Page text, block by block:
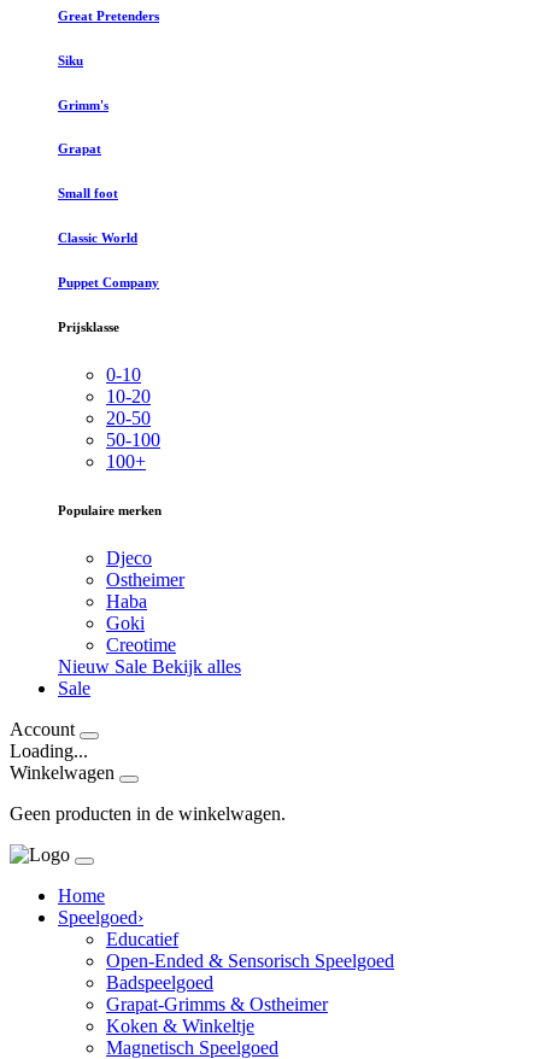
Great Pretenders
Siku
Grimm's
Grapat
Small foot
Classic World
Puppet Company
Prijsklasse
0-10
10-20
20-50
50-100
100+
Populaire merken
Djeco
Ostheimer
Haba
Goki
Creotime
Nieuw Sale Bekijk alles
Sale
Account
Loading...
Winkelwagen
Geen producten in de winkelwagen.
Home
Speelgoed›
Educatief
Open-Ended & Sensorisch Speelgoed
Badspeelgoed
Grapat-Grimms & Ostheimer
Koken & Winkeltje
Magnetisch Speelgoed